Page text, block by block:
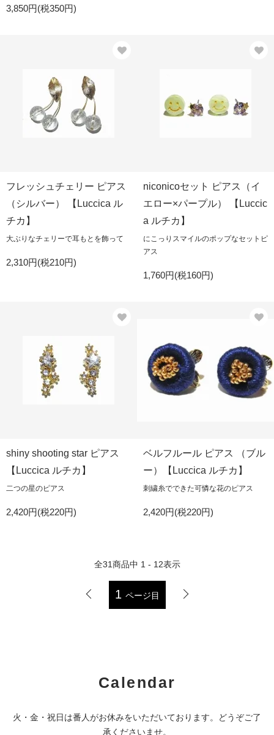
3,850円(税350円)
フレッシュチェリー ピアス
（シルバー） 【Luccica ル
チカ】
大ぶりなチェリーで耳もとを飾って
2,310円(税210円)
niconicoセット ピアス（イ
エロー×パープル） 【Luccic
a ルチカ】
にこっりスマイルのポップなセットピ
アス
1,760円(税160円)
shiny shooting star ピアス
【Luccica ルチカ】
二つの星のピアス
2,420円(税220円)
ベルフルール ピアス （ブル
ー）【Luccica ルチカ】
刺繍糸でできた可憐な花のピアス
2,420円(税220円)
全31商品中 1 - 12表示
1 ページ目
Calendar
火・金・祝日は番人がお休みをいただいております。どうぞご了
承くださいませ。